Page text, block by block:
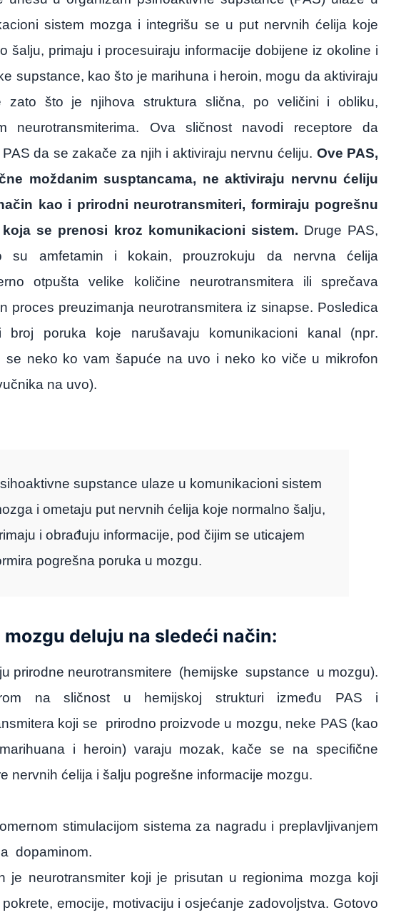
sistem mozga i integrišu se u put nervnih ćelija koje
šalju, primaju i procesuiraju informacije dobijene iz okoline i
supstance, kao što je marihuna i heroin, mogu da aktiviraju
zato što je njihova struktura slična, po veličini i obliku,
neurotransmiterima. Ova sličnost navodi receptore
da
PAS da se zakače za njih i aktiviraju nervnu ćeliju. Ove PAS,
ne moždanim susptancama, ne aktiviraju nervnu ćeliju
čin kao i prirodni neurotransmiteri, formiraju pogrešnu
koja se prenosi kroz komunikacioni sistem. Druge PAS,
su amfetamin i kokain, prouzrokuju da nervna ćelija
otpušta velike količine neurotransmitera ili sprečava
proces preuzimanja neurotransmitera iz sinapse. Posledica
broj poruka koje narušavaju komunikacioni kanal (npr.
se neko ko vam šapuće na uvo i neko ko viče u mikrofon
čnika na uvo).
supstance ulaze u komunikacioni sistem
i ometaju put nervnih ćelija koje normalno šalju,
i obrađuju informacije, pod čijim se uticajem
pogrešna poruka u mozgu.
mozgu deluju na sledeći način:
prirodne neurotransmitere (hemijske supstance u mozgu).
na sličnost u hemijskoj strukturi između PAS i
koji se
prirodno proizvode u mozgu, neke PAS (kao
i heroin) varaju mozak, kače se na specifične
nervnih ćelija i šalju pogrešne informacije mozgu.
stimulacijom sistema za nagradu i preplavljivanjem
dopaminom.
je neurotransmiter koji je prisutan u regionima mozga koji
emocije, motivaciju i osjećanje zadovoljstva. Gotovo